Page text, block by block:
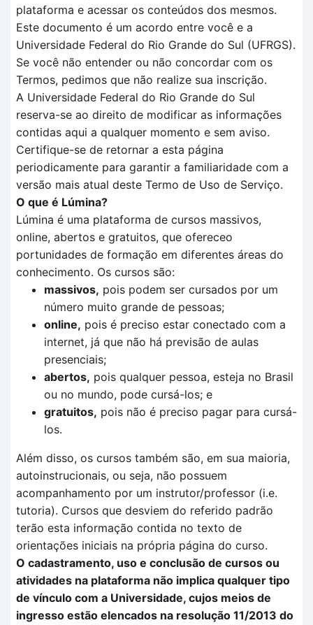
plataforma e acessar os conteúdos dos mesmos.
Este documento é um acordo entre você e a
Universidade Federal do Rio Grande do Sul (UFRGS).
Se você não entender ou não concordar com os
Termos, pedimos que não realize sua inscrição.
A Universidade Federal do Rio Grande do Sul
reserva-se ao direito de modificar as informações
contidas aqui a qualquer momento e sem aviso.
Certifique-se de retornar a esta página
periodicamente para garantir a familiaridade com a
versão mais atual deste Termo de Uso de Serviço.
O que é Lúmina?
Lúmina é uma plataforma de cursos massivos,
online, abertos e gratuitos, que ofereceo
portunidades de formação em diferentes áreas do
conhecimento. Os cursos são:
massivos, pois podem ser cursados por um
número muito grande de pessoas;
online, pois é preciso estar conectado com a
internet, já que não há previsão de aulas
presenciais;
abertos, pois qualquer pessoa, esteja no Brasil
ou no mundo, pode cursá-los; e
gratuitos, pois não é preciso pagar para cursá-
los.
Além disso, os cursos também são, em sua maioria,
autoinstrucionais, ou seja, não possuem
acompanhamento por um instrutor/professor (i.e.
tutoria). Cursos que desviem do referido padrão
terão esta informação contida no texto de
orientações iniciais na própria página do curso.
O cadastramento, uso e conclusão de cursos ou
atividades na plataforma não implica qualquer tipo
de vínculo com a Universidade, cujos meios de
ingresso estão elencados na resolução 11/2013 do